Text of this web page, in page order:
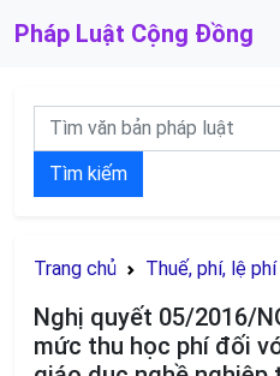
Pháp Luật Cộng Đồng
Tìm kiếm
Trang chủ Thuế, phí, lệ phí
Nghị quyết 05/2016/
mức thu học phí đối